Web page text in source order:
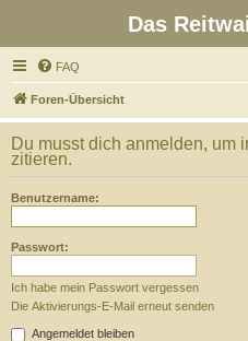
Das
FAQ
Foren-Übersicht
Du musst dich anmelden, um
zitieren.
Benutzername:
Passwort:
Ich habe mein Passwort vergessen
Die Aktivierungs-E-Mail erneut senden
Angemeldet bleiben